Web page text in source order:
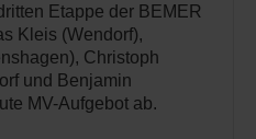
Etappe der BEMER
Kleis (Wendorf),
Christoph
und Benjamin
MV-Aufgebot ab.